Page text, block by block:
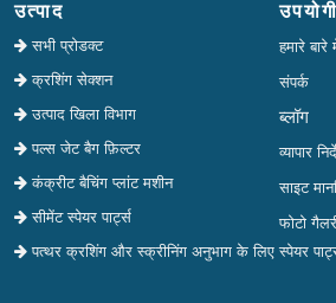
उत्पाद
सभी प्रोडक्ट
क्रशिंग सेक्शन
उत्पाद खिला विभाग
पल्स जेट बैग फ़िल्टर
कंक्रीट बैचिंग प्लांट मशीन
सीमेंट स्पेयर पार्ट्स
पत्थर क्रशिंग और स्क्रीनिंग अनुभाग के लिए स्पेयर
हमारे बारे
संपर्क
ब्लॉग
व्यापार
साइट
फोटो